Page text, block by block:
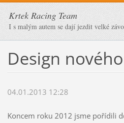
Krtek Racing Team
I s malým autem se dají jezdit velké
Design
04.01.2013 12:28
Koncem roku 2012 jsme pořídili